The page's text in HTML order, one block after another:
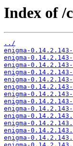
Index of /
../
enigma-
enigma-
enigma-
enigma-
enigma-
enigma-
enigma-
enigma-
enigma-
enigma-
enigma-
enigma-
enigma-